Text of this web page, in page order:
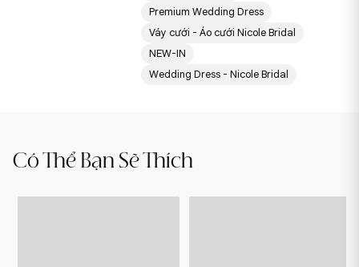
Premium Wedding Dress
Váy cưới - Áo cưới Nicole Bridal
NEW-IN
Wedding Dress - Nicole Bridal
Có Thể Bạn Sẽ Thích
TAYLOR
-